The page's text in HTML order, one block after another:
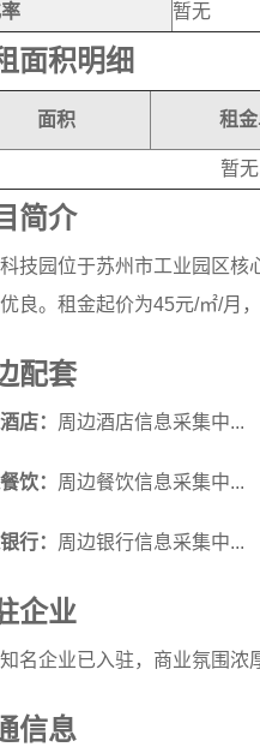
暂无
面积明细
面积 租
暂
简介
技园位于苏州市工业园区核
良。租金起价为45元/㎡/月
配套
店： 周边酒店信息采集中...
饮： 周边餐饮信息采集中...
行： 周边银行信息采集中...
企业
名企业已入驻，商业氛围浓
信息